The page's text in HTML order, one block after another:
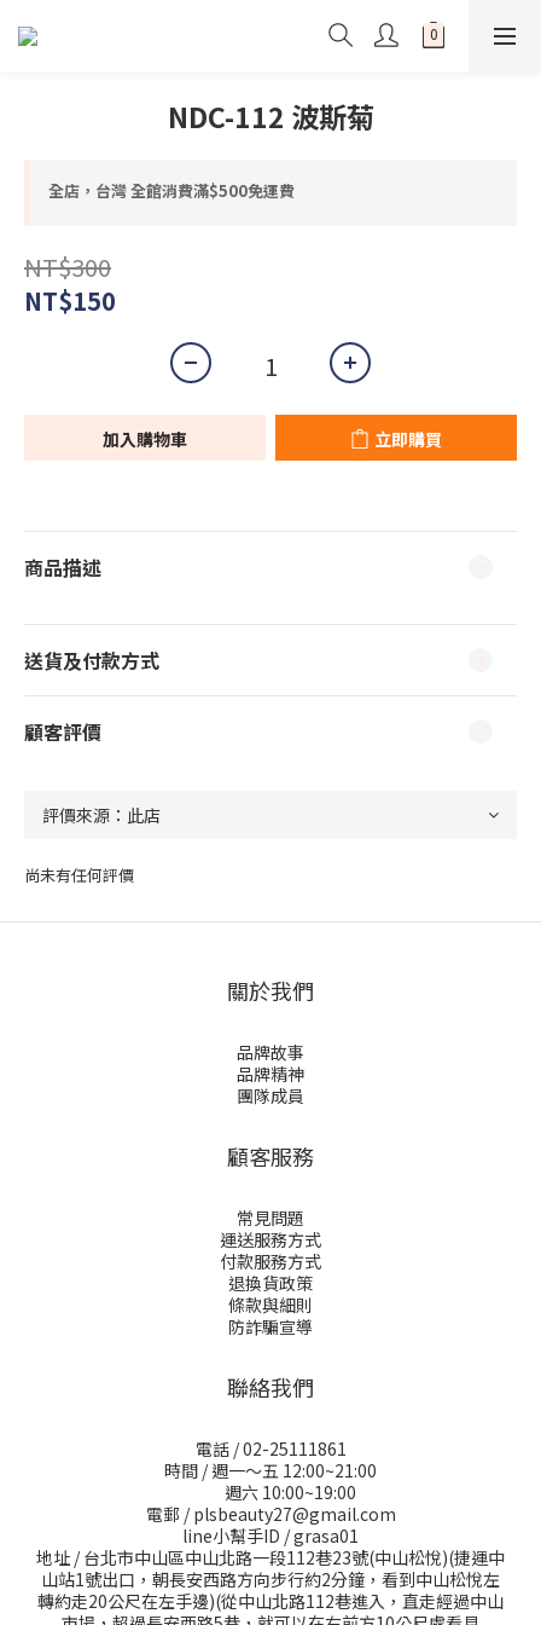
NDC-112 波斯菊
全店，台灣 全館消費滿$500免運費
NT$300
NT$150
加入購物車 立即購買
商品描述
送貨及付款方式
顧客評價
尚未有任何評價
關於我們
品牌故事
品牌精神
團隊成員
顧客服務
常見問題
運送服務方式
付款服務方式
退換貨政策
條款與細則
防詐騙宣導
聯絡我們
電話 / 02-25111861
時間 / 週一～五 12:00~21:00
週六 10:00~19:00
電郵 / plsbeauty27@gmail.com
line小幫手ID / grasa01
地址 / 台北市中山區中山北路一段112巷23號(中山松悅)(捷運中
山站1號出口，朝長安西路方向步行約2分鐘，看到中山松悅左
轉約走20公尺在左手邊)(從中山北路112巷進入，直走經過中山